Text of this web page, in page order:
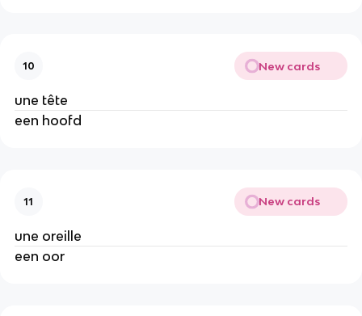
10 New cards
une tête
een hoofd
11 New cards
une oreille
een oor